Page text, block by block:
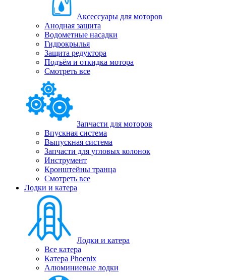
Аксессуары для моторов
Анодная защита
Водометные насадки
Гидрокрылья
Защита редуктора
Подъём и откидка мотора
Смотреть все
Запчасти для моторов
Впускная система
Выпускная система
Запчасти для угловых колонок
Инструмент
Кронштейны транца
Смотреть все
Лодки и катера
Лодки и катера
Все катера
Катера Phoenix
Алюминиевые лодки